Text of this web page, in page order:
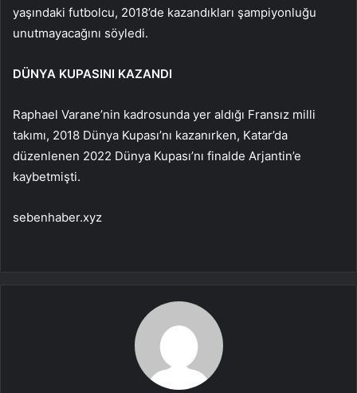
yaşındaki futbolcu, 2018’de kazandıkları şampiyonluğu
unutmayacağını söyledi.
DÜNYA KUPASINI KAZANDI
Raphael Varane’nin kadrosunda yer aldığı Fransız milli
takımı, 2018 Dünya Kupası’nı kazanırken, Katar’da
düzenlenen 2022 Dünya Kupası’nı finalde Arjantin’e
kaybetmişti.
sebenhaber.xyz